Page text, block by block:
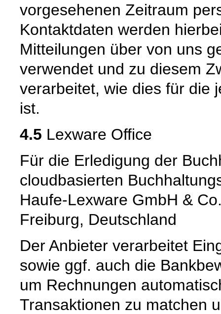
vorgesehenen Zeitraum
Kontaktdaten werden
Mitteilungen über von uns
verwendet und zu diesem
verarbeitet, wie dies für die
ist.
4.5 Lexware Office
Für die Erledigung der
cloudbasierten
Haufe-Lexware GmbH &
Freiburg, Deutschland
Der Anbieter verarbeitet
sowie ggf. auch die
um Rechnungen
Transaktionen zu matchen